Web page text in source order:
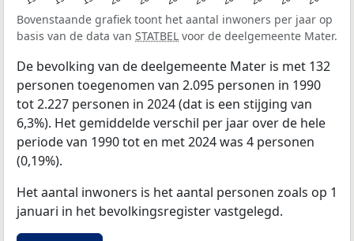
Bovenstaande grafiek toont het aantal inwoners per jaar op
basis van de data van STATBEL voor de deelgemeente Mater.
De bevolking van de deelgemeente Mater is met 132
personen toegenomen van 2.095 personen in 1990
tot 2.227 personen in 2024 (dat is een stijging van
6,3%). Het gemiddelde verschil per jaar over de hele
periode van 1990 tot en met 2024 was 4 personen
(0,19%).
Het aantal inwoners is het aantal personen zoals op 1
januari in het bevolkingsregister vastgelegd.